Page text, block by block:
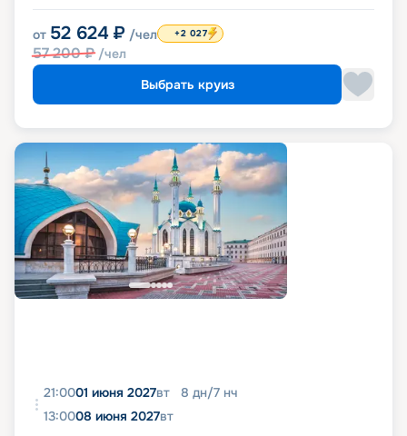
от 52 624 ₽ /чел
57 200₽ /чел
+2 027
Выбрать круиз
21:0001 июня 2027вт 8 дн/7 нч
13:0008 июня 2027вт